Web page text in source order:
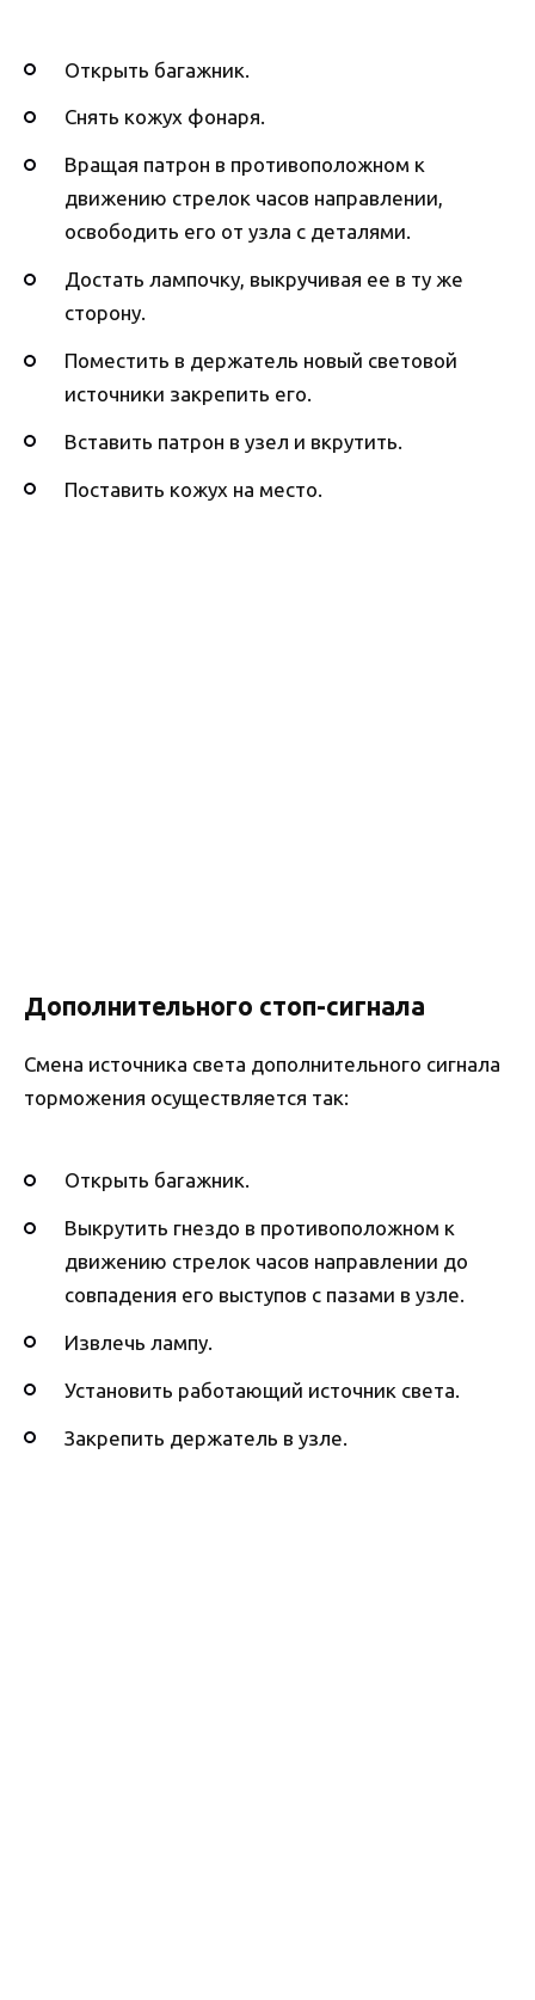
Открыть багажник.
Снять кожух фонаря.
Вращая патрон в противоположном к
движению стрелок часов направлении,
освободить его от узла с деталями.
Достать лампочку, выкручивая ее в ту же
сторону.
Поместить в держатель новый световой
источники закрепить его.
Вставить патрон в узел и вкрутить.
Поставить кожух на место.
Дополнительного стоп-сигнала
Смена источника света дополнительного сигнала
торможения осуществляется так:
Открыть багажник.
Выкрутить гнездо в противоположном к
движению стрелок часов направлении до
совпадения его выступов с пазами в узле.
Извлечь лампу.
Установить работающий источник света.
Закрепить держатель в узле.